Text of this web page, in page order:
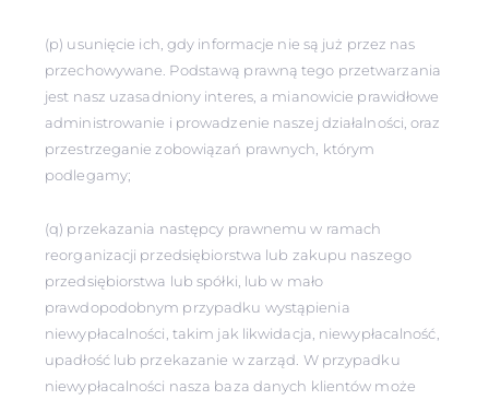
(p) usunięcie ich, gdy informacje nie są już przez nas
przechowywane. Podstawą prawną tego przetwarzania
jest nasz uzasadniony interes, a mianowicie prawidłowe
administrowanie i prowadzenie naszej działalności, oraz
przestrzeganie zobowiązań prawnych, którym
podlegamy;
(q) przekazania następcy prawnemu w ramach
reorganizacji przedsiębiorstwa lub zakupu naszego
przedsiębiorstwa lub spółki, lub w mało
prawdopodobnym przypadku wystąpienia
niewypłacalności, takim jak likwidacja, niewypłacalność,
upadłość lub przekazanie w zarząd. W przypadku
niewypłacalności nasza baza danych klientów może